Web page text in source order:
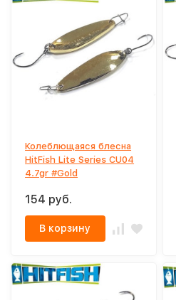
Колеблющаяся блесна
HitFish Lite Series CU04
4.7gr #Gold
154 руб.
В корзину